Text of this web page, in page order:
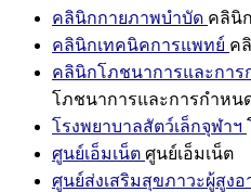
คลินิกกายภาพบำบัด คลินิ
คลินิกเทคนิคการแพทย์ ค
คลินิกโภชนาการและการ
โภชนาการและการกำหน
โรงพยาบาลสัตว์เล็กจุฬาฯ
ศูนย์เอ็มเน็ต ศูนย์เอ็มเน็ต
ศูนย์ส่งเสริมสุขภาวะผู้สูงอ